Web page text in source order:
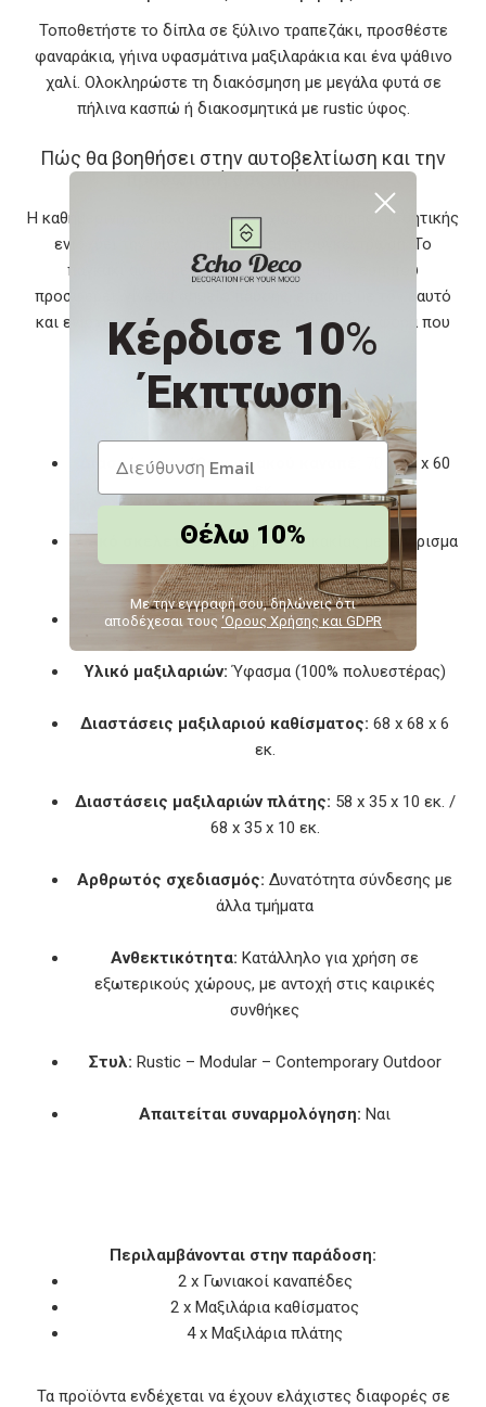
Τοποθετήστε το δίπλα σε ξύλινο τραπεζάκι, προσθέστε
φαναράκια, γήινα υφασμάτινα μαξιλαράκια και ένα ψάθινο
χαλί. Ολοκληρώστε τη διακόσμηση με μεγάλα φυτά σε
πήλινα κασπώ ή διακοσμητικά με rustic ύφος.
Πώς θα βοηθήσει στην αυτοβελτίωση και την
προσωπική σας ανάπτυξη;
Η καθημερινή χαλάρωση σε έναν χώρο φυσικής αισθητικής
ενισχύει την ψυχική ηρεμία και τη συγκέντρωση. Το
παγκάκι αυτό, με την ευελιξία και την άνεση που
προσφέρει, γίνεται σημείο παύσης, επαφής με τον εαυτό
και ενίσχυσης της δημιουργικής σκέψης, κάθε φορά που
το χρειάζεστε.
Χαρακτηριστικά
Διαστάσεις κάθε γωνιακού καναπέ:
70 x 70 x 60
εκ.
Υλικό σκελετού:Μασίφ ξύλο ακακίας με φινίρισμα
λαδιού
Χρώμα μαξιλαριών:Σκούρο γκρι
Υλικό μαξιλαριών: Ύφασμα (100% πολυεστέρας)
Διαστάσεις μαξιλαριού καθίσματος: 68 x 68 x 6
εκ.
Διαστάσεις μαξιλαριών πλάτης: 58 x 35 x 10 εκ. /
68 x 35 x 10 εκ.
Αρθρωτός σχεδιασμός: Δυνατότητα σύνδεσης με
άλλα τμήματα
Ανθεκτικότητα: Κατάλληλο για χρήση σε
εξωτερικούς χώρους, με αντοχή στις καιρικές
συνθήκες
Στυλ: Rustic – Modular – Contemporary Outdoor
Απαιτείται συναρμολόγηση: Ναι
Περιλαμβάνονται στην παράδοση:
2 x Γωνιακοί καναπέδες
2 x Μαξιλάρια καθίσματος
4 x Μαξιλάρια πλάτης
Τα προϊόντα ενδέχεται να έχουν ελάχιστες διαφορές σε
Κέρδισε 10%
Έκπτωση
Θέλω 10%
Με την εγγραφή σου, δηλώνεις ότι
αποδέχεσαι τους ‘Ορους Χρήσης και GDPR